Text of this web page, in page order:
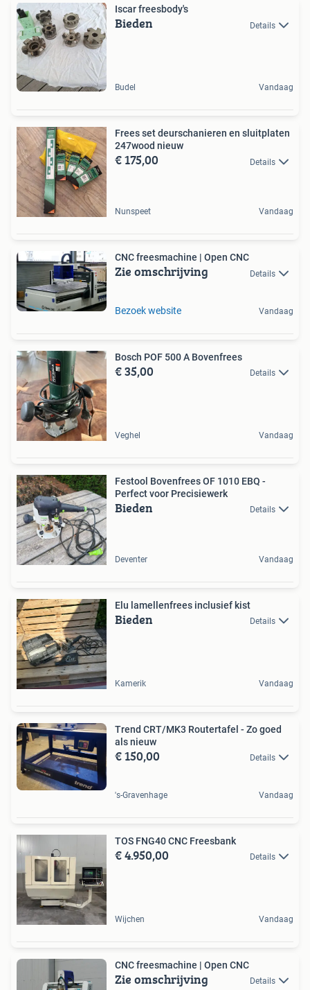
Iscar freesbody's
Bieden Details
Budel Vandaag
Frees set deurschanieren en sluitplaten
247wood nieuw
€ 175,00 Details
Nunspeet Vandaag
CNC freesmachine | Open CNC
Zie omschrijving Details
Bezoek website Vandaag
Bosch POF 500 A Bovenfrees
€ 35,00 Details
Veghel Vandaag
Festool Bovenfrees OF 1010 EBQ -
Perfect voor Precisiewerk
Bieden Details
Deventer Vandaag
Elu lamellenfrees inclusief kist
Bieden Details
Kamerik Vandaag
Trend CRT/MK3 Routertafel - Zo goed
als nieuw
€ 150,00 Details
's-Gravenhage Vandaag
TOS FNG40 CNC Freesbank
€ 4.950,00 Details
Wijchen Vandaag
CNC freesmachine | Open CNC
Zie omschrijving Details